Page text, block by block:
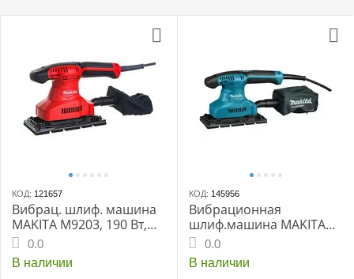
КОД: 121657
Вибрац. шлиф. машина
MAKITA M9203, 190 Вт,
93х228 мм, 24000 б/мин,
ампл. 12000 мин-1
0.0
В наличии
КОД: 145956
Вибрационная
шлиф.машина MAKITA
M9203B, 190 Вт, 93х228
мм, 24000 б/мин., ампл.
12000 мин-1
0.0
В наличии